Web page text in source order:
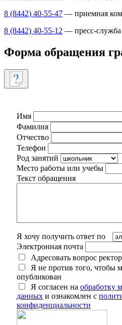
8 (8442) 40-55-47 — приемная
8 (8442) 40-55-12 — пресс-служба
Форма обращения
Имя
Фамилия
Отчество
Телефон
Род занятий
Место работы или учебы
Текст обращения
Я хочу получить ответ по
Электронная почта
Адресовать вопрос
Я не против того, чтобы
опубликован
Я согласен на обработку
данных и ознакомлен с
конфиденциальности